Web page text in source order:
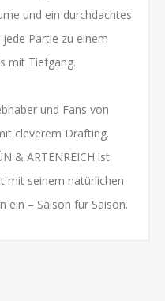
und ein durchdachtes
Partie zu einem
mit Tiefgang.
und Fans von
cleverem Drafting.
& ARTENREICH ist
mit seinem natürlichen
ein – Saison für Saison.